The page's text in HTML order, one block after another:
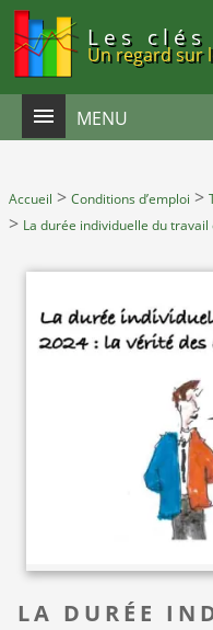
Les
Un regard sur
MENU
Accueil > Conditions d’emploi >
> La durée individuelle du
LA DURÉE
Panneau de gestion des